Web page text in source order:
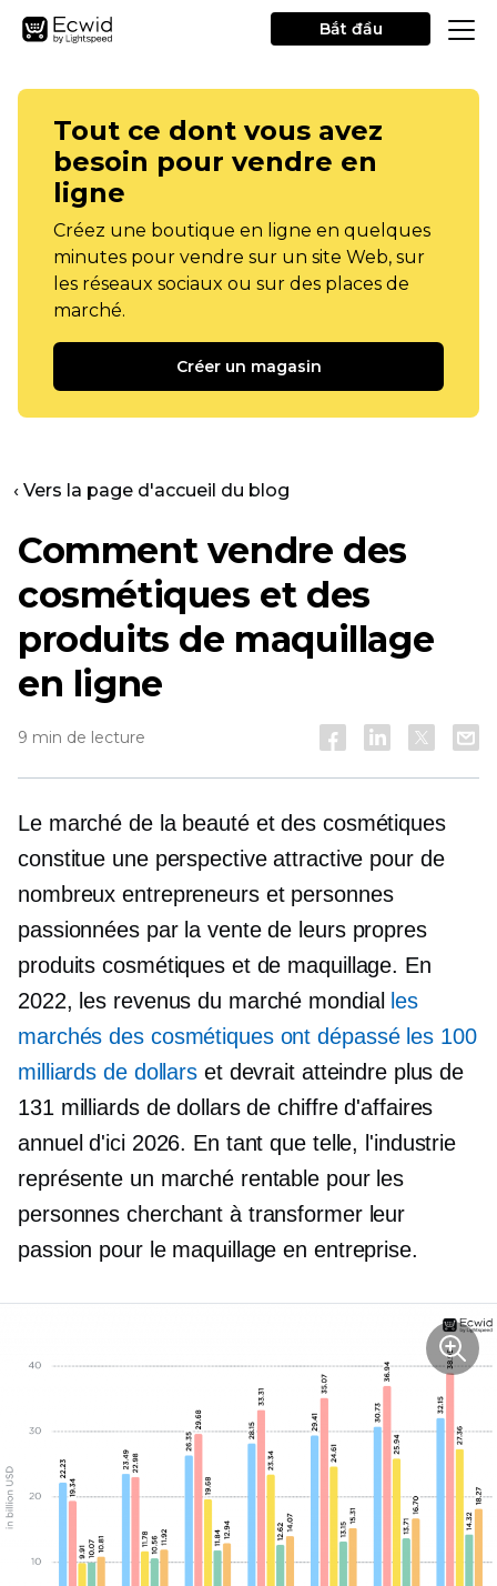
Bắt đầu
Tout ce dont vous avez
besoin pour vendre en
ligne
Créez une boutique en ligne en quelques
minutes pour vendre sur un site Web, sur
les réseaux sociaux ou sur des places de
marché.
Créer un magasin
‹ Vers la page d'accueil du blog
Comment vendre des
cosmétiques et des
produits de maquillage
en ligne
9 min de lecture
Le marché de la beauté et des cosmétiques
constitue une perspective attractive pour de
nombreux entrepreneurs et personnes
passionnées par la vente de leurs propres
produits cosmétiques et de maquillage. En
2022, les revenus du marché mondial les
marchés des cosmétiques ont dépassé les 100
milliards de dollars et devrait atteindre plus de
131 milliards de dollars de chiffre d'affaires
annuel d'ici 2026. En tant que telle, l'industrie
représente un marché rentable pour les
personnes cherchant à transformer leur
passion pour le maquillage en entreprise.